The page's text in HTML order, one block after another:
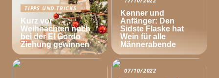
TIPPS UND TRICKS
Kurz vor
Weihnachten noch
bei der El Gordo
Ziehung gewinnen
Kenner und
Anfänger: Den
Sidste Flaske hat
Wein für alle
Männerabende
07/10/2022